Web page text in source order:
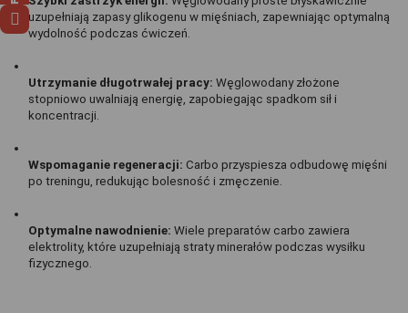
uzupełniają zapasy glikogenu w mięśniach, zapewniając optymalną
wydolność podczas ćwiczeń.
Utrzymanie długotrwałej pracy: Węglowodany złożone
stopniowo uwalniają energię, zapobiegając spadkom sił i
koncentracji.
Wspomaganie regeneracji: Carbo przyspiesza odbudowę mięśni
po treningu, redukując bolesność i zmęczenie.
Optymalne nawodnienie: Wiele preparatów carbo zawiera
elektrolity, które uzupełniają straty minerałów podczas wysiłku
fizycznego.